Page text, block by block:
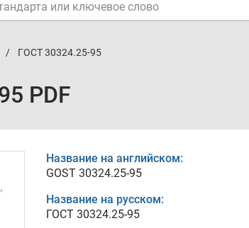
ГОСТ 30324.25-95
PDF
Название на английском:
GOST 30324.25-95
Название на русском:
ГОСТ 30324.25-95